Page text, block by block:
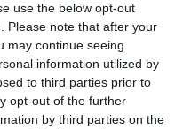
use the below opt-out
Please note that after your
may continue seeing
information utilized by
to third parties prior to
opt-out of the further
by third parties on the